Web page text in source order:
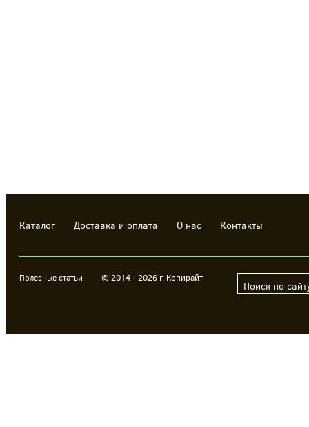
Каталог Доставка и оплата О нас Контакты
Полезные статьи © 2014 - 2026 г. Копирайт